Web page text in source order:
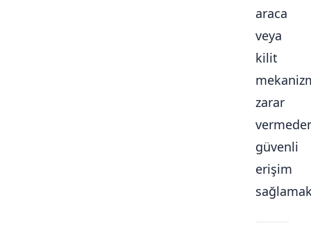
araca
veya
kilit
zarar
güvenli
erişim